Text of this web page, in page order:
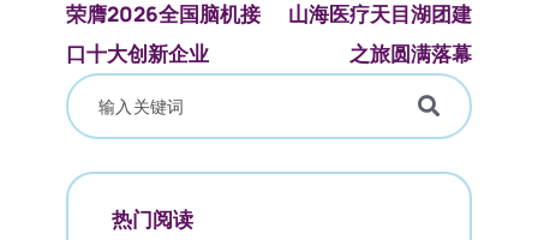
荣膺2026全国脑机接
口十大创新企业
山海医疗天目湖团建
之旅圆满落幕
热门阅读